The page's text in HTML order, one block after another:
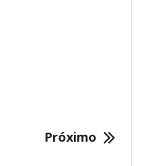
Próximo